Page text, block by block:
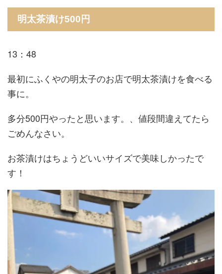
明太茶漬け500円
13：48
最初にふくやの明太子のお店で明太茶漬けを食べる
事に。
多分500円やったと思います。、値段間違えてたら
ごめんなさい。
お茶漬けはちょうどいいサイズで美味しかったで
す！